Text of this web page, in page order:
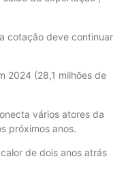
cotação deve continuar
2024 (28,1 milhões de
vários atores da
próximos anos.
de dois anos atrás